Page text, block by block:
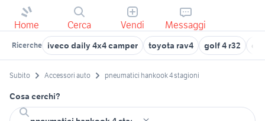
Home Cerca Vendi Messaggi
Ricerche iveco daily 4x4 camper toyota rav4 golf 4 r32
Subito Accessori auto pneumatici hankook 4 stagioni
Cosa cerchi?